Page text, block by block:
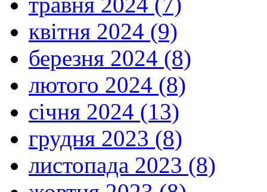
квітня 2024 (9)
березня 2024 (8)
лютого 2024 (8)
січня 2024 (13)
грудня 2023 (8)
листопада 2023 (8)